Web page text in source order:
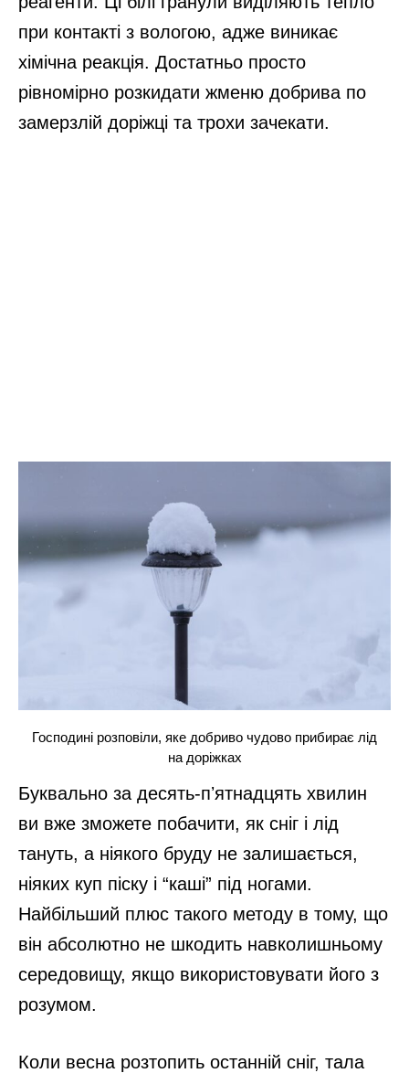
при контакті з вологою, адже виникає
хімічна реакція. Достатньо просто
рівномірно розкидати жменю добрива по
замерзлій доріжці та трохи зачекати.
Господині розповіли, яке добриво чудово прибирає лід
на доріжках
Буквально за десять-пʼятнадцять хвилин
ви вже зможете побачити, як сніг і лід
тануть, а ніякого бруду не залишається,
ніяких куп піску і “каші” під ногами.
Найбільший плюс такого методу в тому, що
він абсолютно не шкодить навколишньому
середовищу, якщо використовувати його з
розумом.
Коли весна розтопить останній сніг, тала